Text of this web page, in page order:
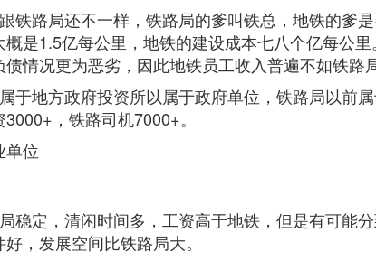
铁路局还不一样，铁路局的爹叫铁总，地铁的爹
是1.5亿每公里，地铁的建设成本七八个亿每公
情况更为恶劣，因此地铁员工收入普遍不如铁路局
于地方政府投资所以属于政府单位，铁路局以前
，铁路司机7000+。
单位
稳定，清闲时间多，工资高于地铁，但是有可能
，发展空间比铁路局大。